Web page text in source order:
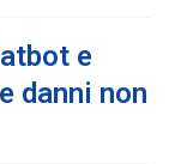
e
danni non